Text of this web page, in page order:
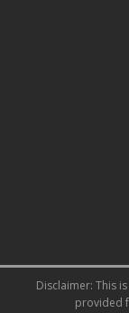
Disclaimer: This
provided